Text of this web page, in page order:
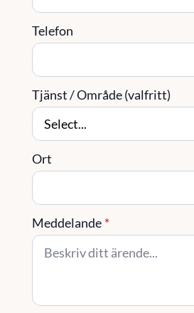
Telefon
Tjänst / Område (valfritt)
Ort
Meddelande *